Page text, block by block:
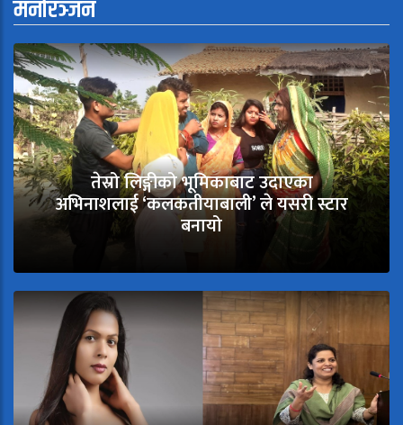
मनोरञ्जन
तेस्रो लिङ्गीको भूमिकाबाट उदाएका
अभिनाशलाई ‘कलकतीयाबाली’ ले यसरी स्टार
बनायो